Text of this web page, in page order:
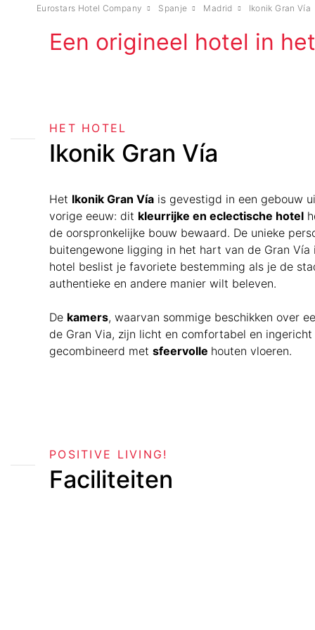
Eurostars Hotel Company Spanje Madrid Ikonik Gran Vía
Een origineel hotel in
HET HOTEL
Ikonik Gran Vía
Het Ikonik Gran Vía is gevestigd in een gebouw
vorige eeuw: dit kleurrijke en eclectische hotel
de oorspronkelijke bouw bewaard. De unieke
buitengewone ligging in het hart van de Gran
hotel beslist je favoriete bestemming als je de
authentieke en andere manier wilt beleven.
De kamers, waarvan sommige beschikken over
de Gran Via, zijn licht en comfortabel en
gecombineerd met sfeervolle houten vloeren.
POSITIVE LIVING!
Faciliteiten